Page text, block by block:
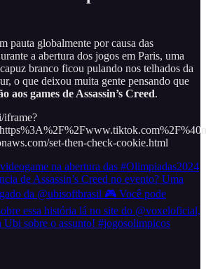
pauta globalmente por causa das
a abertura dos jogos em Paris, uma
branco ficou pulando nos telhados da
o que deixou muita gente pensando que
aos games de Assassin’s Creed.
iframe?
set-then-check-cookie.html
na abertura das #Olimpiadas2024
de Assassin’s Creed no evento? Uma
da @ubisoftbrasil 🎮 Você pode
essa história lá no site do @voxeloficial,
Ubi sobre o assunto! #jogosolimpicos